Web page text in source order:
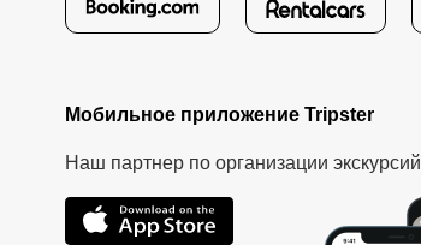
Мобильное приложение Tripster
Наш партнер по организации экскурсий